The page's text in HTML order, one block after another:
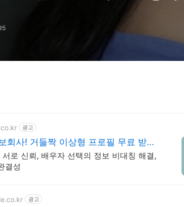
광고
회사! 거들짝 이상형 프로필 무료 받아
로 신뢰, 배우자 선택의 정보 비대칭 해결,
결성
광고